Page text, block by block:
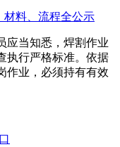
材料、流程全公示
应当知悉，焊割作业
执行严格标准。依据
作业，必须持有有效